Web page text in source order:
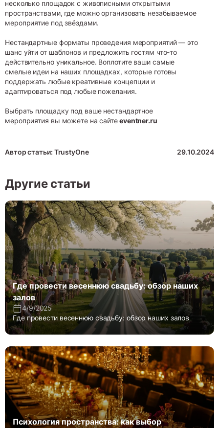
несколько площадок с живописными открытыми
пространствами, где можно организовать незабываемое
мероприятие под звёздами.
Нестандартные форматы проведения мероприятий — это
шанс уйти от шаблонов и предложить гостям что-то
действительно уникальное. Воплотите ваши самые
смелые идеи на наших площадках, которые готовы
поддержать любые креативные концепции и
адаптироваться под любые пожелания.
Выбрать площадку под ваше нестандартное
мероприятия вы можете на сайтеeventner.ru
Автор статьи: TrustyOne 29.10.2024
Другие статьи
Где провести весеннюю свадьбу: обзор наших
залов
4/9/2025
Где провести весеннюю свадьбу: обзор наших залов
Психология пространства: как выбор